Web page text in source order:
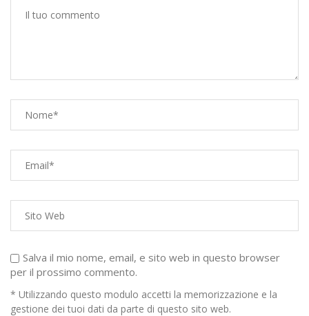
Salva il mio nome, email, e sito web in questo browser
per il prossimo commento.
* Utilizzando questo modulo accetti la memorizzazione e la
gestione dei tuoi dati da parte di questo sito web.